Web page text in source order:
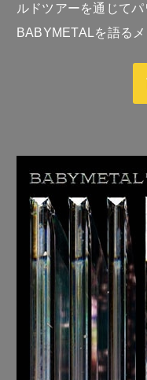
ルドツアーを通じて
BABYMETALを語る